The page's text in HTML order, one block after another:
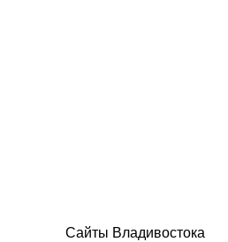
Сайты Владивостока